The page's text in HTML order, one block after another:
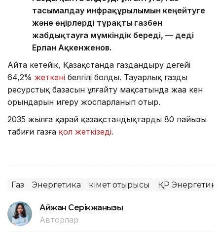
тасымалдау инфрақұрылымын кеңейтуге
және өңірлерді тұрақты газбен
жабдықтауға мүмкіндік береді, — деді
Ерлан Ақкенженов.
Айта кетейік, Қазақстанда газдандыру деңгейі
64,2% жеткені белгілі болды. Тауарлық газдың
ресурстық базасын ұлғайту мақсатында жаңа кен
орындарын игеру жоспарланып отыр.
2035 жылға қарай қазақстандықтардың 80 пайызы
табиғи газға қол жеткізеді.
Газ Энергетика Үкімет отырысы ҚР Энергетика
Айжан Серікжанқызы
Авторлар